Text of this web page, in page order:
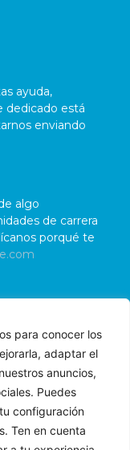
para conocer los
adaptar el
anuncios,
Puedes
configuración
Ten en cuenta
con
con nuestra
contáctanos
algo
de carrera
porqué te
ayuda,
dedicado está
enviando